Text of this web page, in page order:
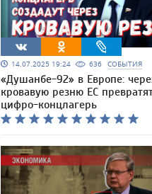
14.07.2025 19:24 636 СОБЫТИЯ
«Душанбе-92» в Европе:
кровавую резню ЕС
цифро-концлагерь